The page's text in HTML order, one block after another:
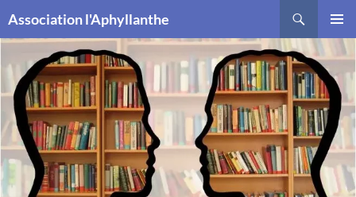
Association l'Aphyllanthe
MENU
CONTENU